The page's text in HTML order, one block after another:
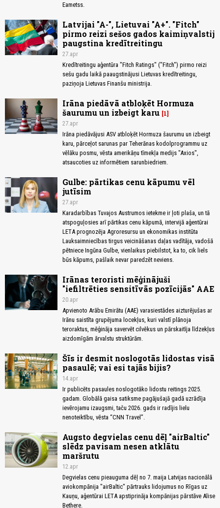
Eametss.
Latvijai "A-", Lietuvai "A+". "Fitch"
pirmo reizi sešos gados kaimiņvalstij
paugstina kredītreitingu
27.apr
Kredītreitingu aģentūra "Fitch Ratings" ("Fitch") pirmo reizi
sešu gadu laikā paaugstinājusi Lietuvas kredītreitingu,
paziņoja Lietuvas Finanšu ministrija.
Irāna piedāvā atbloķēt Hormuza
šaurumu un izbeigt karu 1
27.apr
Irāna piedāvājusi ASV atbloķēt Hormuza šaurumu un izbeigt
karu, pārceļot sarunas par Teherānas kodolprogrammu uz
vēlāku posmu, vēsta amerikāņu tīmekļa medijs "Axios",
atsaucoties uz informētiem sarunbiedriem.
Gulbe: pārtikas cenu kāpumu vēl
jutīsim
27.apr
Karadarbības Tuvajos Austrumos ietekme ir ļoti plaša, un tā
atspoguļosies arī pārtikas cenu kāpumā, intervijā aģentūrai
LETA prognozēja Agroresursu un ekonomikas institūta
Lauksaimniecības tirgus veicināšanas daļas vadītāja, vadošā
pētniece Ingūna Gulbe, vienlaikus piebilstot, ka to, cik liels
būs kāpums, pašlaik nevar paredzēt neviens.
Irānas teroristi mēģinājuši
"iefiltrēties sensitīvās pozīcijās" AAE
20.apr
Apvienoto Arābu Emirātu (AAE) varasiestādes aizturējušas ar
Irānu saistīta grupējuma locekļus, kuri valstī plānoja
teroraktus, mēģināja savervēt cilvēkus un pārskaitīja līdzekļus
aizdomīgām ārvalstu struktūrām.
Šīs ir desmit noslogotās lidostas visā
pasaulē; vai esi tajās bijis?
14.apr
Ir publicēts pasaules noslogotāko lidostu reitings 2025.
gadam. Globālā gaisa satiksme pagājušajā gadā uzrādīja
ievērojamu izaugsmi, taču 2026. gads ir radījis lielu
nenoteiktību, vēsta “CNN Travel”.
Augsto degvielas cenu dēļ "airBaltic"
slēdz pavisam nesen atklātu
maršrutu
12.apr
Degvielas cenu pieauguma dēļ no 7. maija Latvijas nacionālā
aviokompānija "airBaltic" pārtrauks lidojumus no Rīgas uz
Kauņu, aģentūrai LETA apstiprināja kompānijas pārstāve Alise
Bethere.